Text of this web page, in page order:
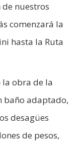
nuestros
comenzará la
hasta la Ruta
la obra de la
baño adaptado,
desagües
de pesos,